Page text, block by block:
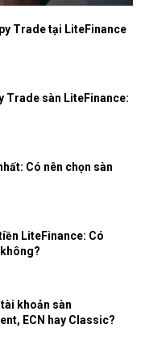
Trade tại LiteFinance
Trade sàn LiteFinance:
Có nên chọn sàn
LiteFinance: Có
khoản sàn
ECN hay Classic?